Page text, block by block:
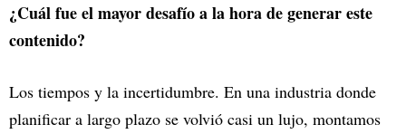
¿Cuál fue el mayor desafío a la hora de generar este
contenido?
Los tiempos y la incertidumbre. En una industria donde
planificar a largo plazo se volvió casi un lujo, montamos